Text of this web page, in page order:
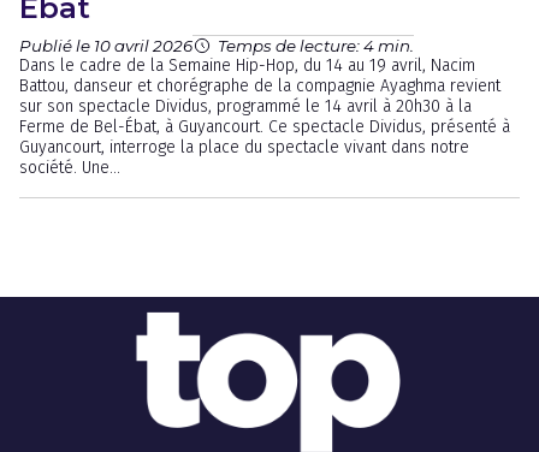
Ébat
Publié le 10 avril 2026 Temps de lecture: 4 min.
Dans le cadre de la Semaine Hip-Hop, du 14 au 19 avril, Nacim
Battou, danseur et chorégraphe de la compagnie Ayaghma revient
sur son spectacle Dividus, programmé le 14 avril à 20h30 à la
Ferme de Bel-Ébat, à Guyancourt. Ce spectacle Dividus, présenté à
Guyancourt, interroge la place du spectacle vivant dans notre
société. Une...